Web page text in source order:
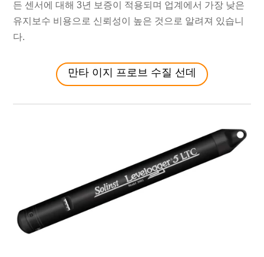
든 센서에 대해 3년 보증이 적용되며 업계에서 가장 낮은
유지보수 비용으로 신뢰성이 높은 것으로 알려져 있습니
다.
만타 이지 프로브 수질 선데